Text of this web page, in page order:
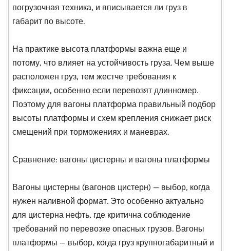
погрузочная техника, и вписывается ли груз в
габарит по высоте.
На практике высота платформы важна еще и
потому, что влияет на устойчивость груза. Чем выше
расположен груз, тем жестче требования к
фиксации, особенно если перевозят длинномер.
Поэтому для вагоны платформа правильный подбор
высоты платформы и схем крепления снижает риск
смещений при торможениях и маневрах.
Сравнение: вагоны цистерны и вагоны платформы
Вагоны цистерны (вагонов цистерн) — выбор, когда
нужен наливной формат. Это особенно актуально
для цистерна нефть, где критична соблюдение
требований по перевозке опасных грузов. Вагоны
платформы — выбор, когда груз крупногабаритный и